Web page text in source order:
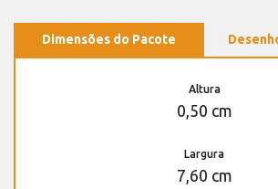
Dimensões do Pacote
Altura
0,50 cm
Largura
7,60 cm